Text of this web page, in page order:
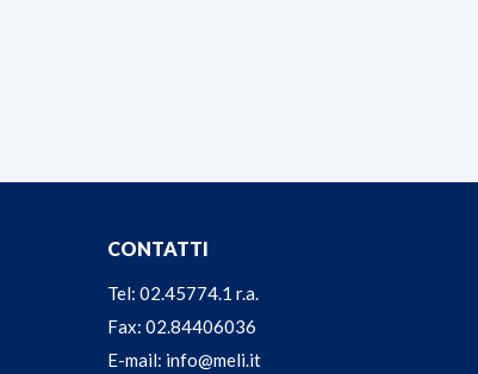
CONTATTI
Tel: 02.45774.1 r.a.
Fax: 02.84406036
E-mail: info@meli.it